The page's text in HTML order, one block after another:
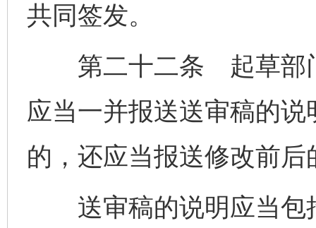
共同签发。
第二十二条 起草部门
应当一并报送送审稿的
的，还应当报送修改前后
送审稿的说明应当包